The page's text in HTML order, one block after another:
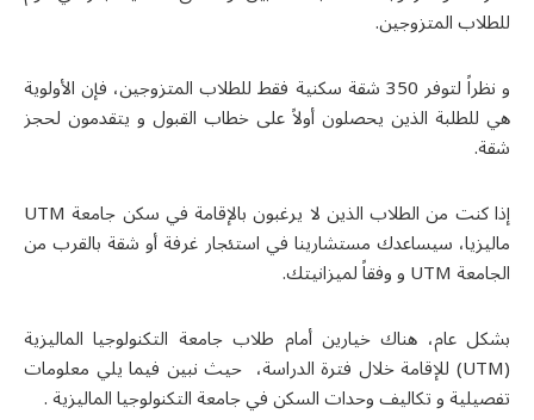
للطلاب المتزوجين.
و نظراً لتوفر 350 شقة سكنية فقط للطلاب المتزوجين، فإن الأولوية
هي للطلبة الذين يحصلون أولاً على خطاب القبول و يتقدمون لحجز
شقة.
إذا كنت من الطلاب الذين لا يرغبون بالإقامة في سكن جامعةUTM
مالیزیا، سيساعدك مستشارينا في استئجار غرفة أو شقة بالقرب من
الجامعة UTM و وفقاً لميزانيتك.
بشكل عام، هناك خيارين أمام طلاب جامعة التكنولوجيا الماليزية
UTM) للإقامة خلال فترة الدراسة، حيث نبين فيما يلي معلومات
تفصيلية و تكاليف وحدات السكن في جامعة التكنولوجيا الماليزية .